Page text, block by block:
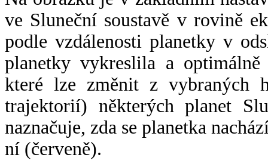
ve Sluneční soustavě v rovině
podle vzdálenosti planetky v
planetky vykreslila a
které lze změnit z vybraných
trajektorií) některých planet
naznačuje, zda se planetka
ní (červeně).